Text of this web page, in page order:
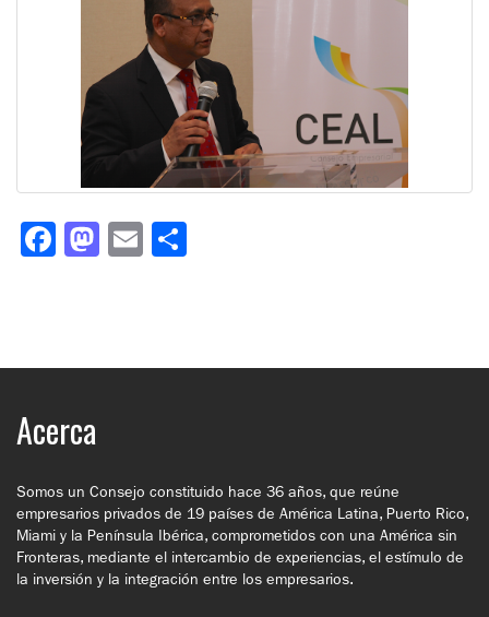
Facebook
Mastodon
Email
Acerca
Somos un Consejo constituido hace 36 años, que reúne
empresarios privados de 19 países de América Latina, Puerto Rico,
Miami y la Península Ibérica, comprometidos con una América sin
Fronteras, mediante el intercambio de experiencias, el estímulo de
la inversión y la integración entre los empresarios.